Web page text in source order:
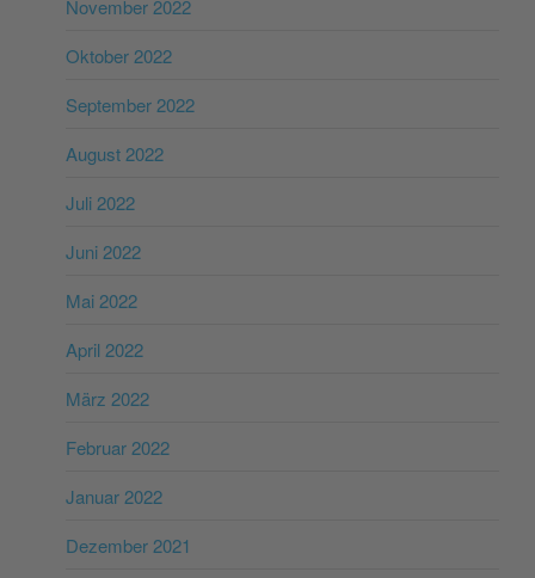
November 2022
Oktober 2022
September 2022
August 2022
Juli 2022
Juni 2022
Mai 2022
April 2022
März 2022
Februar 2022
Januar 2022
Dezember 2021